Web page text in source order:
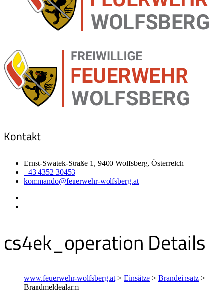
Kontakt
Ernst-Swatek-Straße 1, 9400 Wolfsberg, Österreich
+43 4352 30453
kommando@feuerwehr-wolfsberg.at
cs4ek_operation Details
www.feuerwehr-wolfsberg.at > Einsätze > Brandeinsatz >
Brandmeldealarm